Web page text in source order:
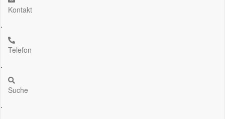
Kontakt
.
Telefon
.
Suche
.